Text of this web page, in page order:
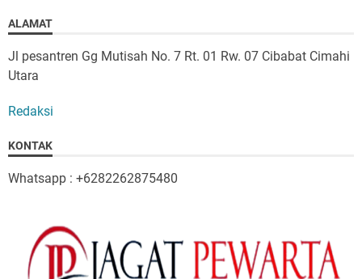
ALAMAT
Jl pesantren Gg Mutisah No. 7 Rt. 01 Rw. 07 Cibabat Cimahi
Utara
Redaksi
KONTAK
Whatsapp : +6282262875480